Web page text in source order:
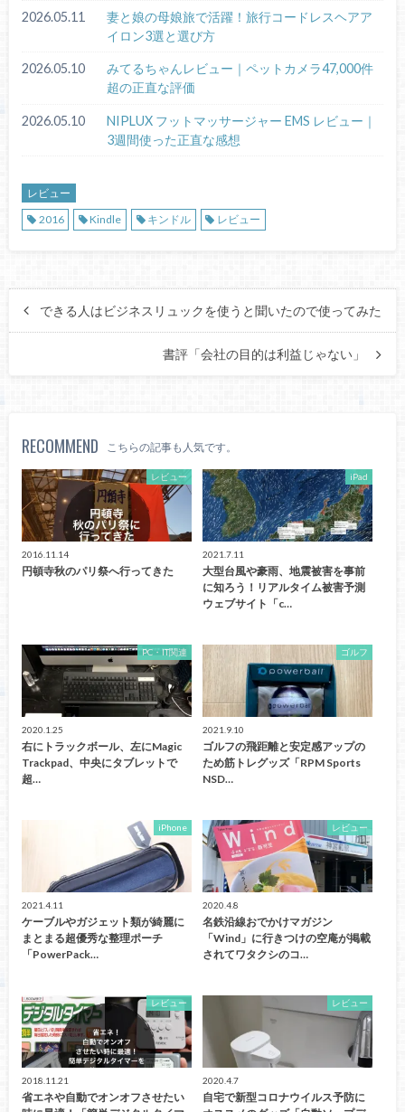
2026.05.11
妻と娘の母娘旅で活躍！旅行コードレスヘアア
イロン3選と選び方
2026.05.10
みてるちゃんレビュー｜ペットカメラ47,000件
超の正直な評価
2026.05.10
NIPLUX フットマッサージャー EMS レビュー｜
3週間使った正直な感想
レビュー
2016
Kindle キンドル レビュー
できる人はビジネスリュックを使うと聞いたので使ってみた
書評「会社の目的は利益じゃない」
RECOMMEND こちらの記事も人気です。
レビュー
2016.11.14
円頓寺秋のパリ祭へ行ってきた
iPad
2021.7.11
大型台風や豪雨、地震被害を事前
に知ろう！リアルタイム被害予測
ウェブサイト「c…
PC・IT関連
2020.1.25
右にトラックボール、左にMagic
Trackpad、中央にタブレットで
超…
ゴルフ
2021.9.10
ゴルフの飛距離と安定感アップの
ため筋トレグッズ「RPM Sports
NSD…
iPhone
2021.4.11
ケーブルやガジェット類が綺麗に
まとまる超優秀な整理ポーチ
「PowerPack…
レビュー
2020.4.8
名鉄沿線おでかけマガジン
「Wind」に行きつけの空庵が掲載
されてワタクシのコ…
レビュー
2018.11.21
省エネや自動でオンオフさせたい
レビュー
2020.4.7
自宅で新型コロナウイルス予防に